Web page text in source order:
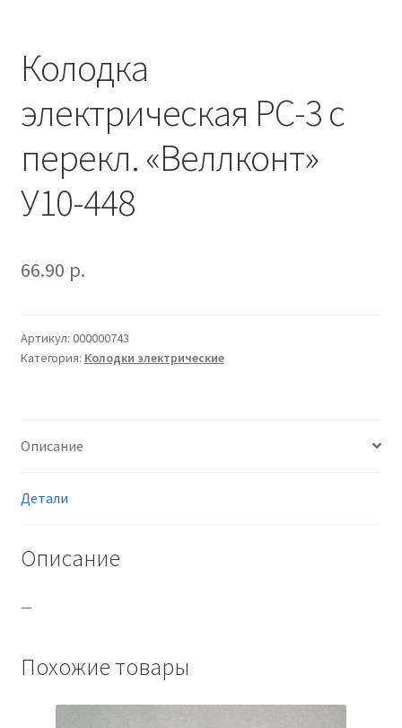
Оформление заказа
Прайс-лист
Колодка
электрическая РС-3 с
перекл. «Веллконт»
У10-448
66.90 р.
Артикул: 000000743
Категория: Колодки электрические
Описание
Детали
Описание
—
Похожие товары